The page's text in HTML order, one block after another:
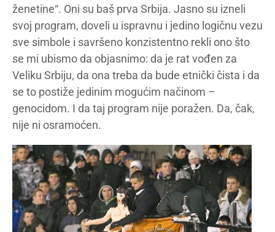
ženetine“. Oni su baš prva Srbija. Jasno su izneli
svoj program, doveli u ispravnu i jedino logičnu vezu
sve simbole i savršeno konzistentno rekli ono što
se mi ubismo da objasnimo: da je rat vođen za
Veliku Srbiju, da ona treba da bude etnički čista i da
se to postiže jedinim mogućim načinom –
genocidom. I da taj program nije poražen. Da, čak,
nije ni osramoćen.